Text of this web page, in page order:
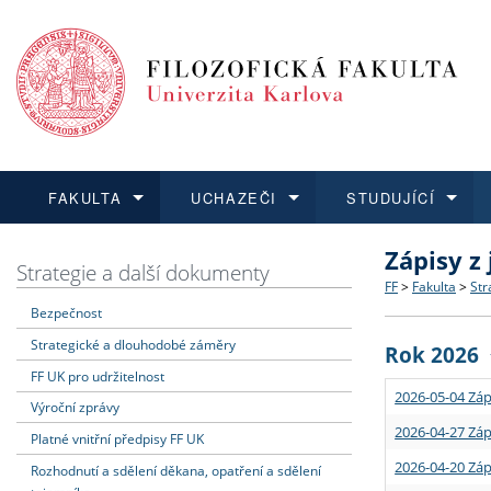
FAKULTA
Dozvědět se více
Struktura
Strategie
Podpora
UCHAZEČI
Podat přihlášku
Co
Učitelské
STUDUJÍCÍ
Dozvědět se více
Rigorózní
Dozvědět se více
O vědě a
Granty a
Dozvědět se více
Aktuální
Strategie a další dokumenty
Bezpečnost
Strategické a dlouhodobé záměry
FF UK pro udržitelnost
Výroční zprávy
Platné vnitřní předpisy FF UK
Rozhodnutí a sdělení děkana, opatření a sdělení
Zápisy
FF > Fakulta >
Rok 2026
2026-05-04
2026-04-27
2026-04-20